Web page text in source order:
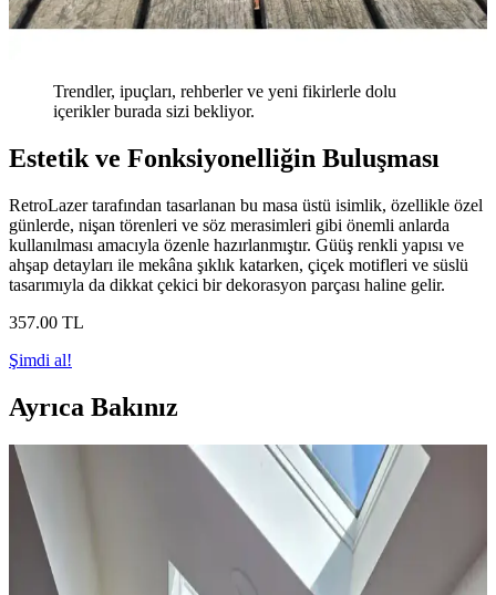
Trendler, ipuçları, rehberler ve yeni fikirlerle dolu
içerikler burada sizi bekliyor.
Estetik ve Fonksiyonelliğin Buluşması
RetroLazer tarafından tasarlanan bu masa üstü isimlik, özellikle özel
günlerde, nişan törenleri ve söz merasimleri gibi önemli anlarda
kullanılması amacıyla özenle hazırlanmıştır. Güüş renkli yapısı ve
ahşap detayları ile mekâna şıklık katarken, çiçek motifleri ve süslü
tasarımıyla da dikkat çekici bir dekorasyon parçası haline gelir.
357.00 TL
Şimdi al!
Ayrıca Bakınız
Ev Dekorasyonunda Halı Seçimi: Renk Dengesi ve
Uyum Prensipleriyle Mekan Tasarımı
Ev dekorasyonunda halı seçimi, renk dengesi ve desen uyumu ile
mekanın atmosferini belirler. 60/30/10 prensibi ve mobilyalarla
uyum, yaşam alanına sıcaklık ve kişilik katar.